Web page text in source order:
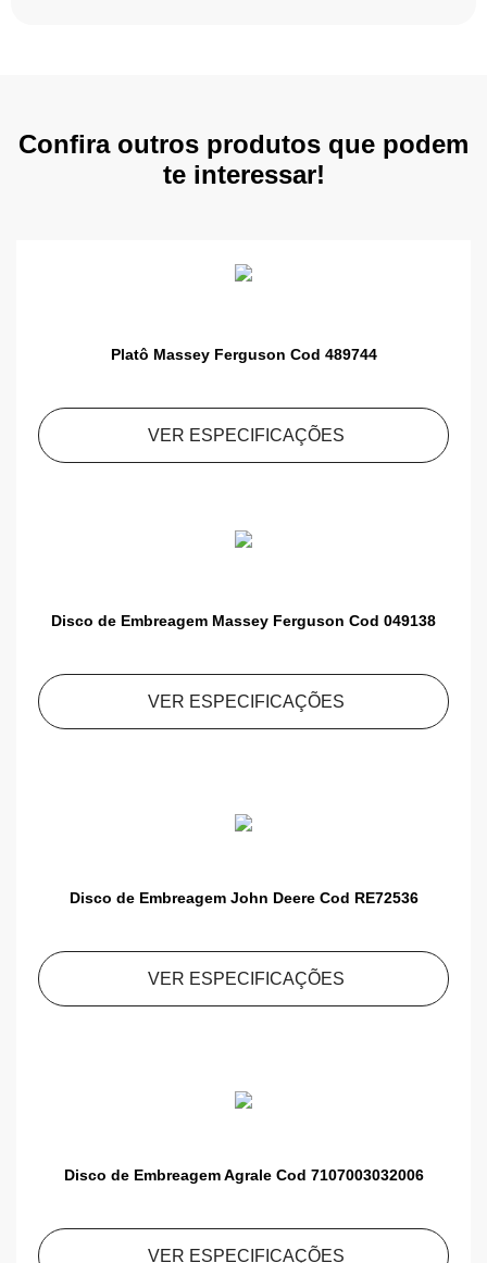
Confira outros produtos que podem
te interessar!
Platô Massey Ferguson Cod 489744
VER ESPECIFICAÇÕES
Disco de Embreagem Massey Ferguson Cod 049138
VER ESPECIFICAÇÕES
Disco de Embreagem John Deere Cod RE72536
VER ESPECIFICAÇÕES
Disco de Embreagem Agrale Cod 7107003032006
VER ESPECIFICAÇÕES